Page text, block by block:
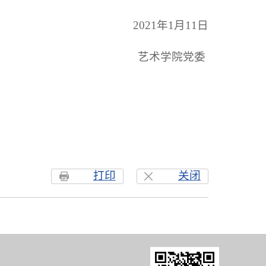
2021年1月11日
艺术学院党委
关闭
打印